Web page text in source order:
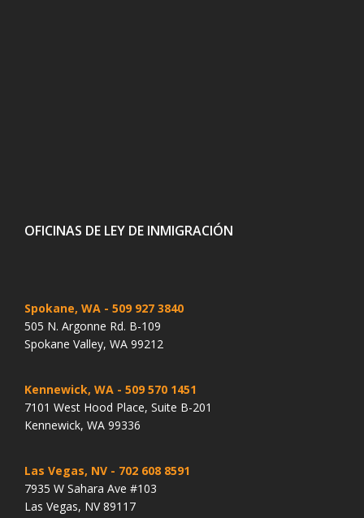
OFICINAS DE LEY DE INMIGRACIÓN
Spokane, WA - 509 927 3840
505 N. Argonne Rd. B-109
Spokane Valley, WA 99212
Kennewick, WA - 509 570 1451
7101 West Hood Place, Suite B-201
Kennewick, WA 99336
Las Vegas, NV - 702 608 8591
7935 W Sahara Ave #103
Las Vegas, NV 89117